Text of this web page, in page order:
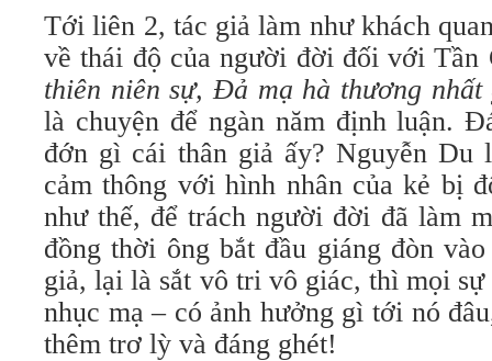
Tới liên 2, tác giả làm như khách
về thái độ của người đời đối với
thiên niên sự, Đả mạ hà thương nhất
là chuyện để ngàn năm định luận.
đớn gì cái thân giả ấy? Nguyễn Du
cảm thông với hình nhân của kẻ bị
như thế, để trách người đời đã làm
đồng thời ông bắt đầu giáng đòn
giả, lại là sắt vô tri vô giác, thì mọi sự
nhục mạ – có ảnh hưởng gì tới nó
thêm trơ lỳ và đáng ghét!